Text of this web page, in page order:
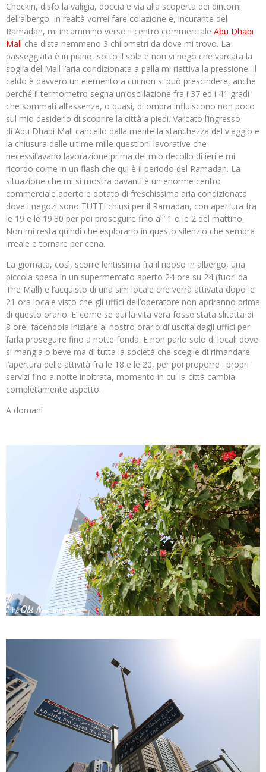
Checkin, disfo la valigia, doccia e via alla scoperta dei dintorni
dell’albergo. In realtà vorrei fare colazione e, incurante del
Ramadan, mi incammino verso il centro commerciale Abu Dhabi
Mall che dista nemmeno 3 chilometri da dove mi trovo. La
passeggiata è in piano, sotto il sole e non vi nego che varcata la
soglia del Mall l’aria condizionata a palla mi riattiva la pressione. Il
caldo è davvero un elemento a cui non si può prescindere, anche
perché il termometro segna un’oscillazione fra i 37 ed i 41 gradi
che sommati all’assenza, o quasi, di ombra influiscono non poco
sul mio desiderio di scoprire la città a piedi. Varcato l’ingresso
di Abu Dhabi Mall cancello dalla mente la stanchezza del viaggio e
la chiusura delle ultime mille questioni lavorative che
necessitavano lavorazione prima del mio decollo di ieri e mi
ricordo come in un flash che qui è il periodo del Ramadan. La
situazione che mi si mostra davanti è un enorme centro
commerciale aperto e dotato di freschissima aria condizionata
dove i negozi sono TUTTI chiusi per il Ramadan, con apertura fra
le 19 e le 19.30 per poi proseguire fino all’ 1 o le 2 del mattino.
Non mi resta quindi che esplorarlo in questo silenzio che sembra
irreale e tornare per cena.
La giornata, così, scorre lentissima fra il riposo in albergo, una
piccola spesa in un supermercato aperto 24 ore su 24 (fuori da
The Mall) e l’acquisto di una sim locale che verrà attivata dopo le
21 ora locale visto che gli uffici dell’operatore non apriranno prima
di questo orario. E’ come se qui la vita vera fosse stata slitatta di
8 ore, facendola iniziare al nostro orario di uscita dagli uffici per
farla proseguire fino a notte fonda. E non parlo solo di locali dove
si mangia o beve ma di tutta la società che sceglie di rimandare
l’apertura delle attività fra le 18 e le 20, per poi proporre i propri
servizi fino a notte inoltrata, momento in cui la città cambia
completamente aspetto.
A domani